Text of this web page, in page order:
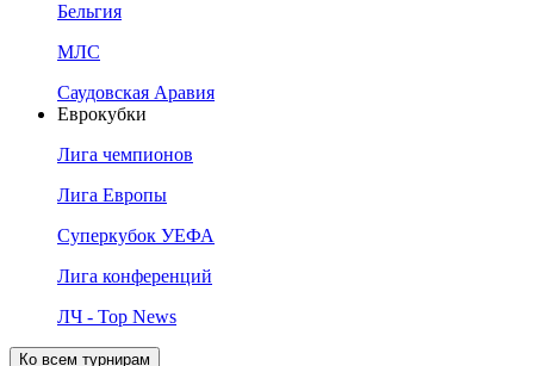
Бельгия
МЛС
Саудовская Аравия
Еврокубки
Лига чемпионов
Лига Европы
Суперкубок УЕФА
Лига конференций
ЛЧ - Top News
Ко всем турнирам